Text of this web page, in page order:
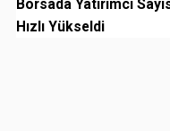
Borsada Yatırımcı
Hızlı Yükseldi